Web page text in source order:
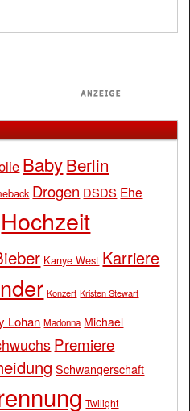
BabyBerlin
Drogen DSDS Ehe
Hochzeit
Kanye West Karriere
Konzert Kristen Stewart
Lohan Madonna Michael
Premiere
Schwangerschaft
Twilight